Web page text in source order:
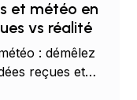
et météo en
vs réalité
: démêlez
reçues et